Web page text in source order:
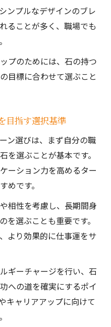
ンプルなデザインのブレ
ることが多く、職場でも
プのためには、石の持つ
目標に合わせて選ぶこと
目指す選択基準
ン選びは、まず自分の職
を選ぶことが基本です。
ーション力を高めるター
めです。
相性を考慮し、長期間身
を選ぶことも重要です。
より効果的に仕事運をサ
ギーチャージを行い、石
への道を確実にするポイ
キャリアアップに向けて